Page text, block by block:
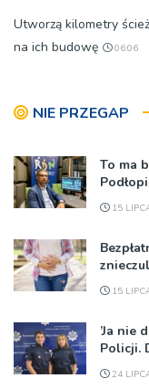
Utworzą kilometry
na ich budowę
06:06
NIE PRZEGAP
To ma
15
15
’Ja nie
Policji.
24